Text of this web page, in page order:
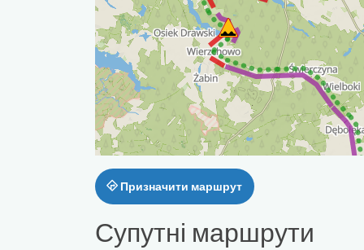
Призначити маршрут
Супутні маршрути